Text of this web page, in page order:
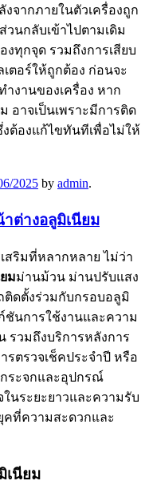
จากภายในตัวเครื่องถูก
นกลับเข้าไปตามเดิม
ทุกจุด รวมถึงการเสียบ
ตอร์ให้ถูกต้อง ก่อนจะ
ำงานของเครื่อง หาก
อาจเป็นเพราะมีการติด
ต้องแก้ไขทันทีเพื่อไม่ให้
2025 by admin.
ต่างอลูมิเนียม
สริมที่หลากหลาย ไม่ว่า
มม่านม้วน ม่านปรับแสง
ดตั้งร่วมกับกรอบอลูมิ
ชันการใช้งานและความ
รวมถึงบริการหลังการ
รตรวจเช็คประจำปี หรือ
ระจกและอุปกรณ์
นระยะยาวและความรับ
ที่ความสะดวกและ
เนียม